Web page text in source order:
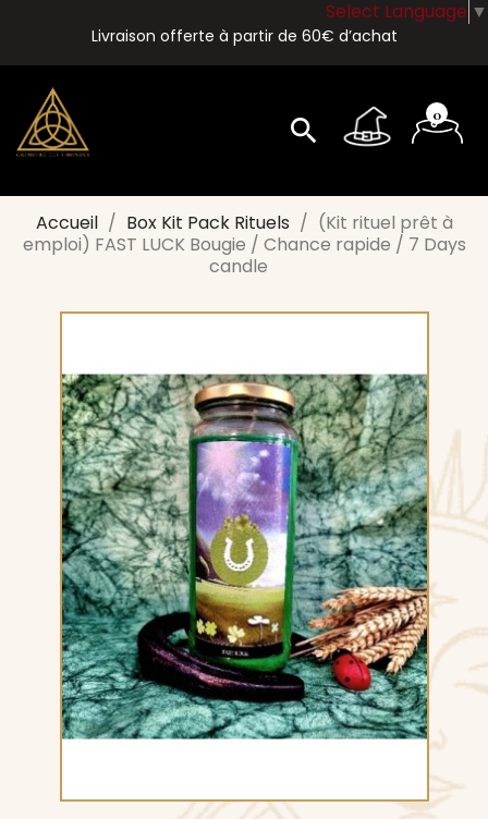
Livraison offerte à partir de 60€ d’achat
search 0
Accueil Box Kit Pack Rituels
(Kit rituel prêt à
emploi) FAST LUCK Bougie / Chance rapide / 7 Days
candle
Select Language ▼